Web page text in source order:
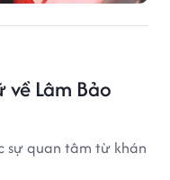
về Lâm Bảo
sự quan tâm từ khán